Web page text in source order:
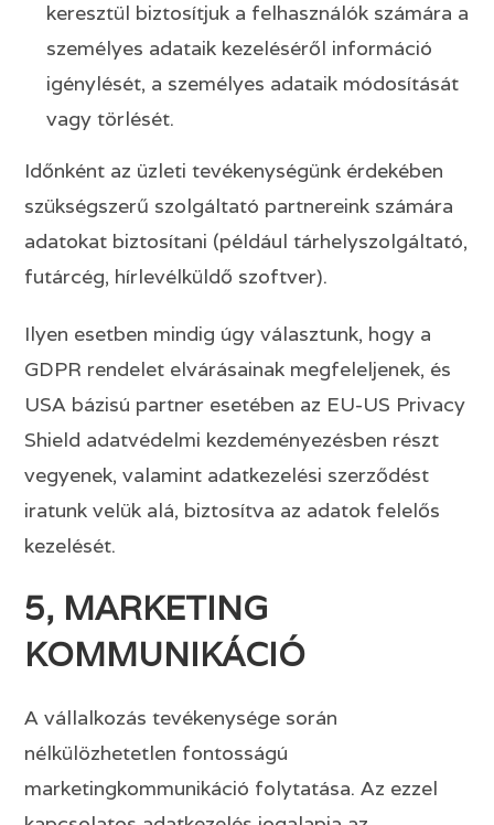
keresztül biztosítjuk a felhasználók számára a
személyes adataik kezeléséről információ
igénylését, a személyes adataik módosítását
vagy törlését.
Időnként az üzleti tevékenységünk érdekében
szükségszerű szolgáltató partnereink számára
adatokat biztosítani (például tárhelyszolgáltató,
futárcég, hírlevélküldő szoftver).
Ilyen esetben mindig úgy választunk, hogy a
GDPR rendelet elvárásainak megfeleljenek, és
USA bázisú partner esetében az EU-US Privacy
Shield adatvédelmi kezdeményezésben részt
vegyenek, valamint adatkezelési szerződést
iratunk velük alá, biztosítva az adatok felelős
kezelését.
5, MARKETING
KOMMUNIKÁCIÓ
A vállalkozás tevékenysége során
nélkülözhetetlen fontosságú
marketingkommunikáció folytatása. Az ezzel